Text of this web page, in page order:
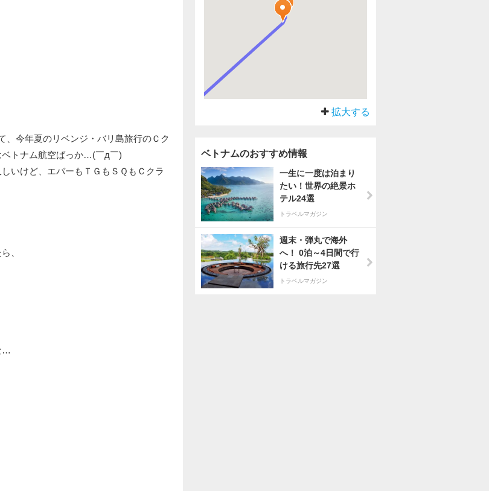
、今年夏のリベンジ・バリ島旅行のＣク
ベトナム航空ばっか…(￣д￣)
いけど、エバーもＴＧもＳＱもＣクラ
、
…
拡大する
ベトナムのおすすめ情報
一生に一度は泊まり
たい！世界の絶景ホ
テル24選
トラベルマガジン
週末・弾丸で海外
へ！ 0泊～4日間で行
ける旅行先27選
トラベルマガジン